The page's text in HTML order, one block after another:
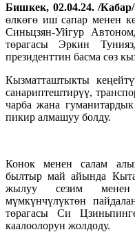
Бишкек, 02.04.24. /
өлкөгө иш сапар менен
Синьцзян-Уйгур
төрагасы Эркин
президенттин басма сөз
Кызматташтыкты
санариптештирүү,
чарба жана
пикир алмашуу болду.
Конок менен салам
былтыр май айында
жылуу сезим менен
мүмкүнчүлүктөн
төрагасы Си
каалоолорун жолдоду.